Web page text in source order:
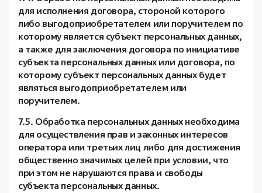
для исполнения договора, стороной которого
либо выгодоприобретателем или поручителем по
которому является субъект персональных данных,
а также для заключения договора по инициативе
субъекта персональных данных или договора, по
которому субъект персональных данных будет
являться выгодоприобретателем или
поручителем.
7.5. Обработка персональных данных необходима
для осуществления прав и законных интересов
оператора или третьих лиц либо для достижения
общественно значимых целей при условии, что
при этом не нарушаются права и свободы
субъекта персональных данных.